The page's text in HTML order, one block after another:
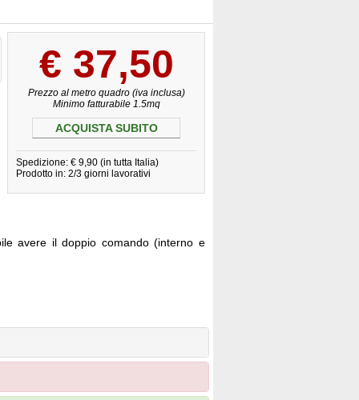
€ 37,50
Prezzo al metro quadro (iva inclusa)
Minimo fatturabile 1.5mq
ACQUISTA SUBITO
Spedizione: € 9,90 (in tutta Italia)
Prodotto in: 2/3 giorni lavorativi
avere il doppio comando (interno e